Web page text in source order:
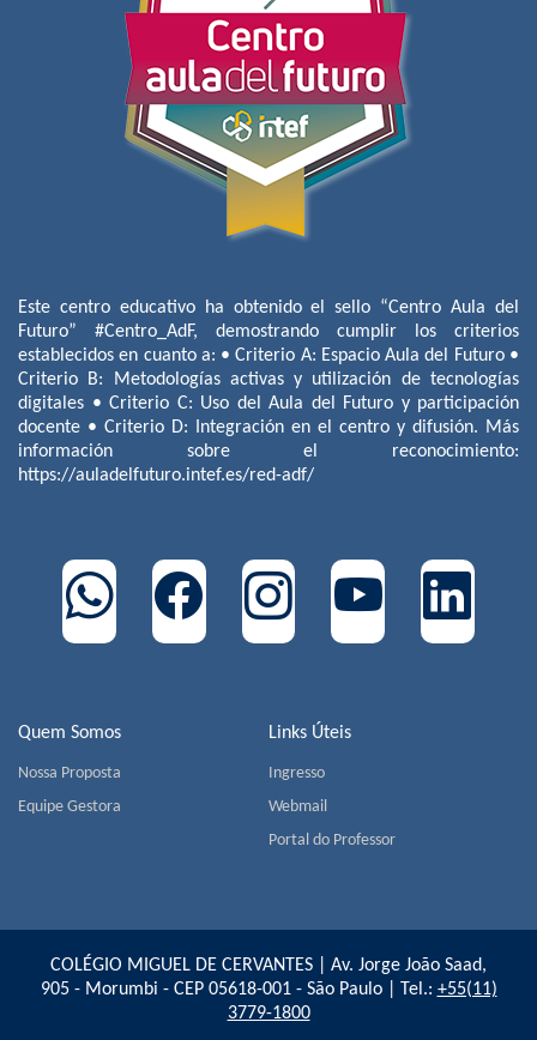
Quem Somos
Nossa Proposta
Equipe Gestora
Links Úteis
Ingresso
Webmail
Portal do Professor
Este centro educativo ha obtenido el sello “Centro Aula del
Futuro” #Centro_AdF, demostrando cumplir los criterios
establecidos en cuanto a: • Criterio A: Espacio Aula del Futuro •
Criterio B: Metodologías activas y utilización de tecnologías
digitales • Criterio C: Uso del Aula del Futuro y participación
docente • Criterio D: Integración en el centro y difusión. Más
información sobre el reconocimiento:
https://auladelfuturo.intef.es/red-adf/
COLÉGIO MIGUEL DE CERVANTES | Av. Jorge João Saad,
905 - Morumbi - CEP 05618-001 - São Paulo | Tel.: +55(11)
3779-1800